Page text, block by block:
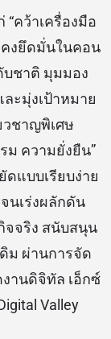
คว้าเครื่องมือ
งยึดมั่นในคอน
บชาติ มุมมอง
ะมุ่งเป้าหมาย
วชาญพิเศษ
ม ความยั่งยืน”
แบบเรียบง่าย
นเร่งผลักดัน
จจริง สนับสนุน
ม ผ่านการจัด
านดิจิทัล เอ็กซ์
Valley